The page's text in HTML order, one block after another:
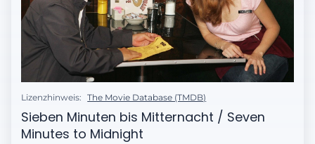
Lizenzhinweis: The Movie Database (TMDB)
Sieben Minuten bis Mitternacht / Seven
Minutes to Midnight